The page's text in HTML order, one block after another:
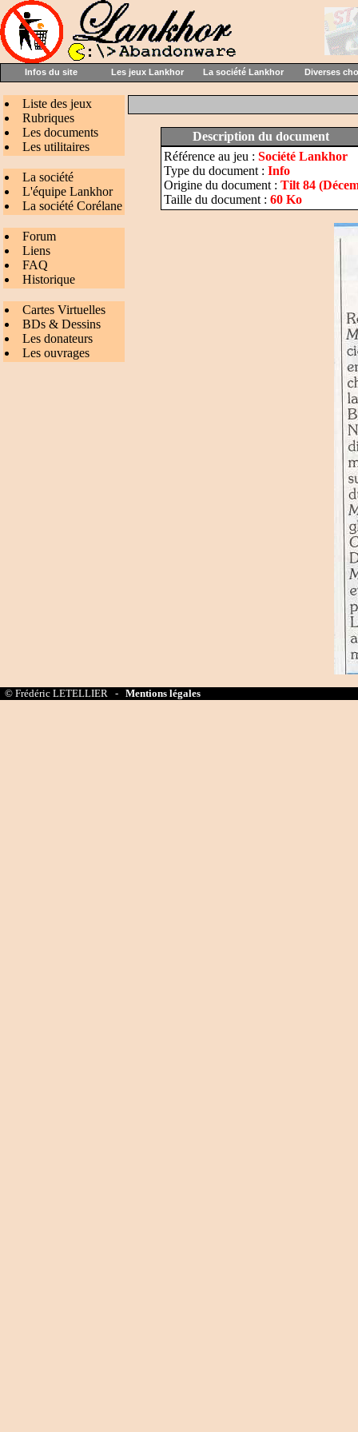
Infos du site Les jeux Lankhor La société Lankhor Diverses
Liste des jeux
Rubriques
Les documents
Les utilitaires
La société
L'équipe Lankhor
La société Corélane
Forum
Liens
FAQ
Historique
Cartes Virtuelles
BDs & Dessins
Les donateurs
Les ouvrages
Description du document
Référence au jeu : Société Lankhor
Type du document : Info
Origine du document : Tilt 84
Taille du document : 60 Ko
© Frédéric LETELLIER - Mentions légales